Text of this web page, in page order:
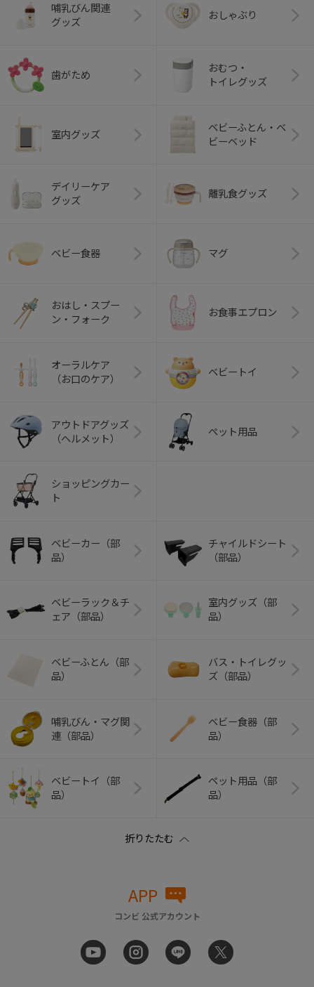
哺乳びん関連
グッズ
おしゃぶり
歯がため
おむつ・
トイレグッズ
室内グッズ
ベビーふとん・ベ
ビーベッド
デイリーケア
グッズ
離乳食グッズ
ベビー食器 マグ
おはし・スプー
ン・フォーク
お食事エプロン
オーラルケア
（お口のケア）
ベビートイ
アウトドアグッズ
（ヘルメット）
ペット用品
ショッピングカー
ト
ベビーカー（部
品）
チャイルドシート
（部品）
ベビーラック＆チ
ェア（部品）
室内グッズ（部
品）
ベビーふとん（部
品）
バス・トイレグッ
ズ（部品）
哺乳びん・マグ関
連（部品）
ベビー食器（部
品）
ベビートイ（部
品）
ペット用品（部
品）
APP
コンビ 公式アカウント